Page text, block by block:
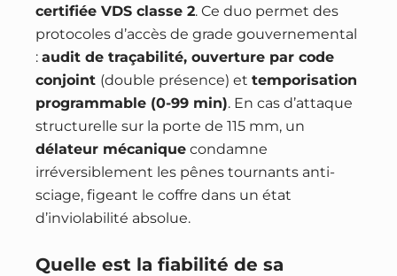
certifiée VDS classe 2. Ce duo permet des
protocoles d’accès de grade gouvernemental
: audit de traçabilité, ouverture par code
conjoint (double présence) et temporisation
programmable (0-99 min). En cas d’attaque
structurelle sur la porte de 115 mm, un
délateur mécaniquecondamne
irréversiblement les pênes tournants anti-
sciage, figeant le coffre dans un état
d’inviolabilité absolue.
Quelle est la fiabilité de sa